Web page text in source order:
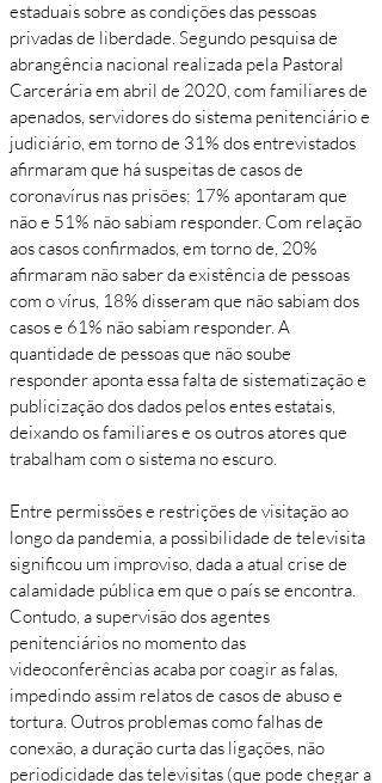
estaduais sobre as condições das pessoas
privadas de liberdade. Segundo pesquisa de
abrangência nacional realizada pela Pastoral
Carcerária em abril de 2020, com familiares de
apenados, servidores do sistema penitenciário e
judiciário, em torno de 31% dos entrevistados
afirmaram que há suspeitas de casos de
coronavírus nas prisões; 17% apontaram que
não e 51% não sabiam responder. Com relação
aos casos confirmados, em torno de, 20%
afirmaram não saber da existência de pessoas
com o vírus, 18% disseram que não sabiam dos
casos e 61% não sabiam responder. A
quantidade de pessoas que não soube
responder aponta essa falta de sistematização e
publicização dos dados pelos entes estatais,
deixando os familiares e os outros atores que
trabalham com o sistema no escuro.
Entre permissões e restrições de visitação ao
longo da pandemia, a possibilidade de televisita
significou um improviso, dada a atual crise de
calamidade pública em que o país se encontra.
Contudo, a supervisão dos agentes
penitenciários no momento das
videoconferências acaba por coagir as falas,
impedindo assim relatos de casos de abuso e
tortura. Outros problemas como falhas de
conexão, a duração curta das ligações, não
periodicidade das televisitas (que pode chegar a